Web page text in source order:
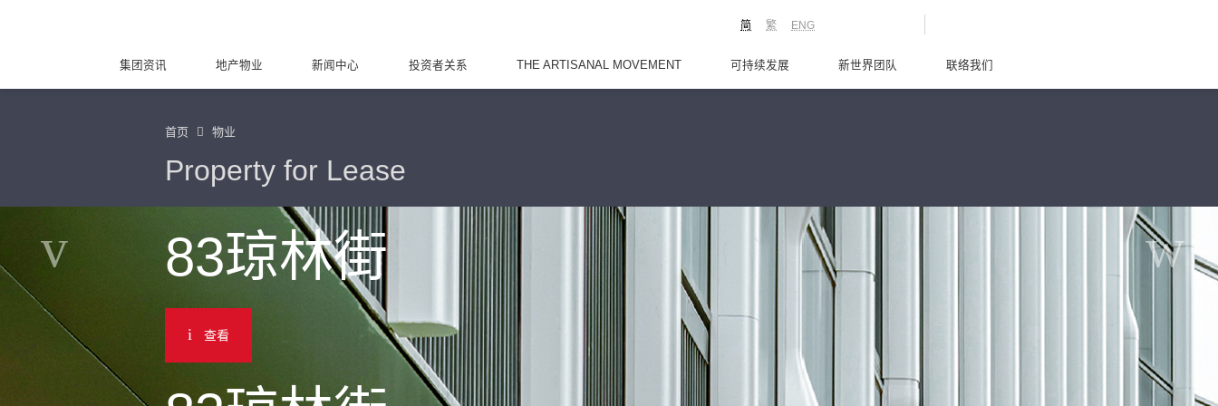
ENG
繁
简
集团资讯 地产物业 新闻中心 投资者关系 THE ARTISANAL MOVEMENT 可持续发展 新世界团队 联络我们
首页 物业
Property for Lease
83琼林街
查看